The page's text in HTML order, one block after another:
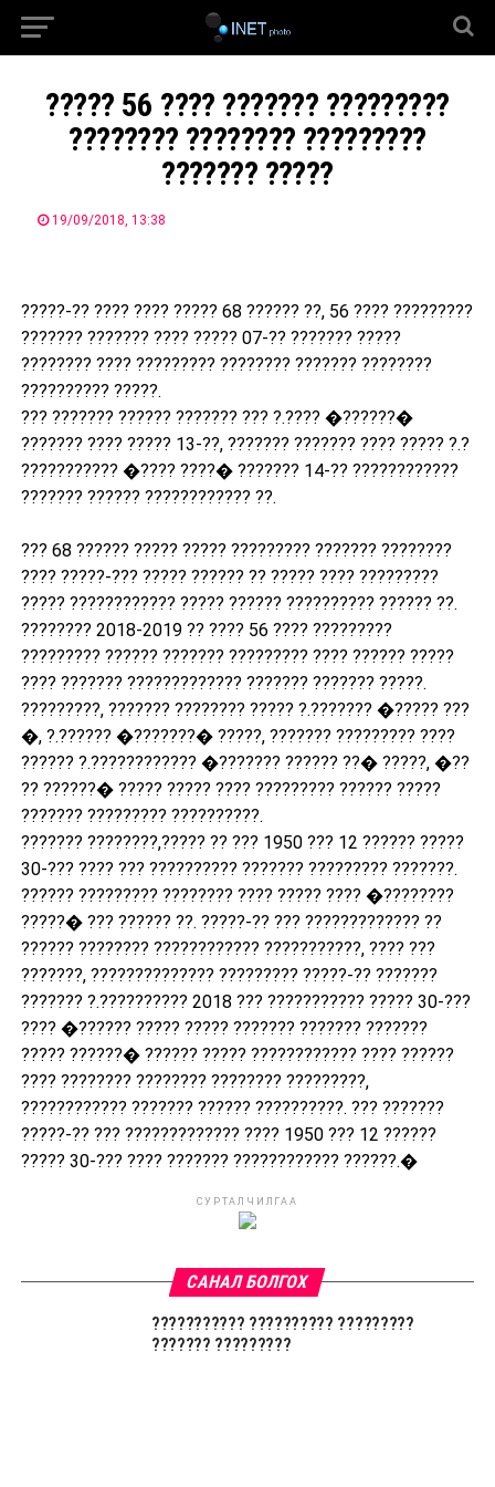
????? 56 ???? ??????? ?????????
???????? ???????? ?????????
??????? ?????
19/09/2018, 13:38
?????-?? ???? ???? ????? 68 ?????? ??, 56 ???? ?????????
??????? ??????? ???? ????? 07-?? ??????? ?????
???????? ???? ????????? ???????? ??????? ????????
?????????? ?????.
??? ??????? ?????? ??????? ??? ?.???? �??????�
??????? ???? ????? 13-??, ??????? ??????? ???? ????? ?.?
??????????? �???? ????� ??????? 14-?? ????????????
??????? ?????? ???????????? ??.
??? 68 ?????? ????? ????? ????????? ??????? ????????
???? ?????-??? ????? ?????? ?? ????? ???? ?????????
????? ???????????? ????? ?????? ?????????? ?????? ??.
???????? 2018-2019 ?? ???? 56 ???? ?????????
????????? ?????? ??????? ????????? ???? ?????? ?????
???? ??????? ????????????? ??????? ??????? ?????.
?????????, ??????? ???????? ????? ?.??????? �????? ???
�, ?.?????? �???????� ?????, ??????? ????????? ????
?????? ?.???????????? �??????? ?????? ??� ?????, �??
?? ??????� ????? ????? ???? ????????? ?????? ?????
??????? ????????? ??????????.
??????? ????????,????? ?? ??? 1950 ??? 12 ?????? ?????
30-??? ???? ??? ?????????? ??????? ????????? ???????.
?????? ????????? ???????? ???? ????? ???? �????????
?????� ??? ?????? ??. ?????-?? ??? ????????????? ??
?????? ???????? ???????????? ???????????, ???? ???
???????, ?????????????? ????????? ?????-?? ???????
??????? ?.?????????? 2018 ??? ??????????? ????? 30-???
???? �?????? ????? ????? ??????? ??????? ???????
????? ??????� ?????? ????? ???????????? ???? ??????
???? ???????? ???????? ???????? ?????????,
???????????? ??????? ?????? ??????????. ??? ???????
?????-?? ??? ????????????? ???? 1950 ??? 12 ??????
????? 30-??? ???? ??????? ???????????? ??????.�
СУРТАЛЧИЛГАА
САНАЛ БОЛГОХ
??????????? ?????????? ?????????
??????? ?????????